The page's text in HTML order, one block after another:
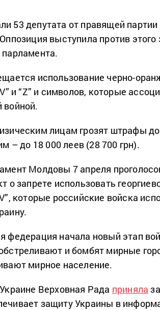
53 депутата от правящей партии
выступила против этого
парламента.
использование черно-
и “Z” и символов, которые
войной.
лицам грозят штрафы
– до 18 000 леев (28 700 грн).
Молдовы 7 апреля
о запрете использовать
которые российские войска
федерация начала новый этап
и бомбят мирные
мирное население.
Верховная Рада приняла
защиту Украины в